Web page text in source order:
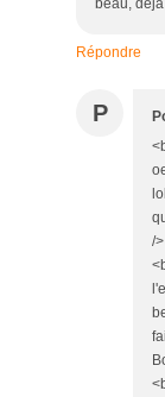
beau,
Répondre
P
/